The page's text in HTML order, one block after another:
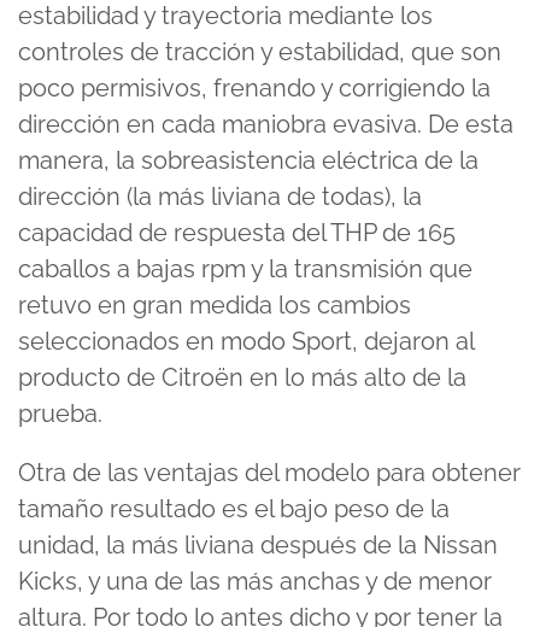
estabilidad y trayectoria mediante los
controles de tracción y estabilidad, que son
poco permisivos, frenando y corrigiendo la
dirección en cada maniobra evasiva. De esta
manera, la sobreasistencia eléctrica de la
dirección (la más liviana de todas), la
capacidad de respuesta del THP de 165
caballos a bajas rpm y la transmisión que
retuvo en gran medida los cambios
seleccionados en modo Sport, dejaron al
producto de Citroën en lo más alto de la
prueba.
Otra de las ventajas del modelo para obtener
tamaño resultado es el bajo peso de la
unidad, la más liviana después de la Nissan
Kicks, y una de las más anchas y de menor
altura. Por todo lo antes dicho y por tener la